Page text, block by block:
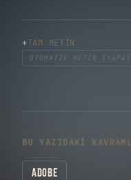
TAM METIN
OTOMATIK METIN
BU YAZIDAKI
ADOBE